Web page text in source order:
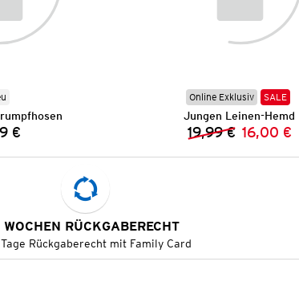
€
Online Exklusiv SALE
Jungen Leinen-Hemd
19,99 € Neuer
16,00 €
RÜCKGABERECHT
Rückgaberecht mit Family Card